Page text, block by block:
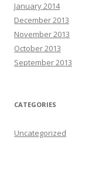
January 2014
December 2013
November 2013
October 2013
September 2013
CATEGORIES
Uncategorized